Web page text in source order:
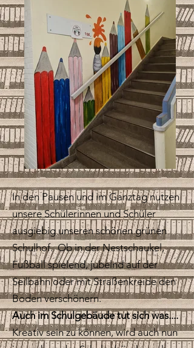
In den Pausen und im Ganztag nutzen
unsere Schülerinnen und Schüler
ausgiebig unseren schönen grünen
Schulhof. Ob in der Nestschaukel,
Fußball spielend, jubelnd auf der
Seilbahn oder mit Straßenkreide den
Boden verschönern.
Auch im Schulgebäude tut sich was....
Kreativ sein zu können, wird auch nun